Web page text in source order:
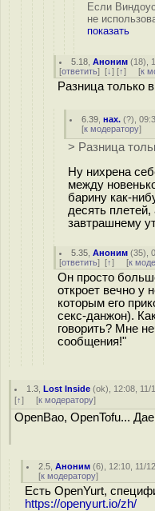
Если
не
показать
5.18 ,Аноним (18),
[ответить] [↓] [↑] [к
Разница только
6.39 ,нах. (?),
[к модератору]
> Разница
Ну нихрена
между
барину как-
десять
завтрашнему
5.35 ,Аноним (35),
[ответить] [↑] [к
Он просто
откроет вечно у
которым его
секс-данжон).
говорить? Мне
сообщения!"
1.3 ,Lost Inside (ok), 12:08, 11/
[↑] [к модератору]
OpenBao, OpenTofu...
2.5 ,Аноним (6), 12:10, 11/
[к модератору]
Есть OpenYurt,
https://openyurt.io/zh/